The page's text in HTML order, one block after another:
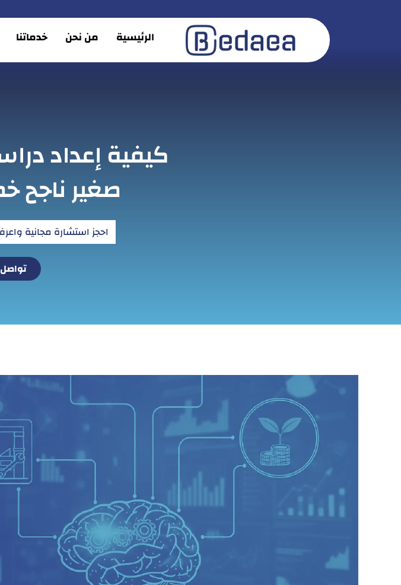
الرئيسية من نحن خدماتنا
كيفية إعداد
صغير ناجح
احجز استشارة مجانية